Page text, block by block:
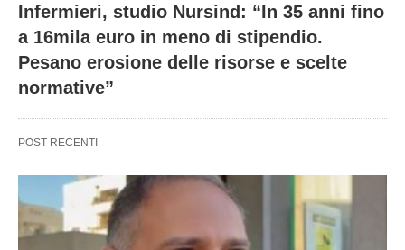
Infermieri, studio Nursind: “In 35 anni fino
a 16mila euro in meno di stipendio.
Pesano erosione delle risorse e scelte
normative”
POST RECENTI